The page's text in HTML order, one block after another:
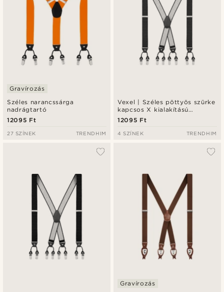
Széles narancssárga
nadrágtartó
Gravírozás
12095 Ft
27 SZÍNEK TRENDHIM
Vexel | Széles pöttyös szürke
kapcsos X kialakítású
nadrágtartó
12095 Ft
4 SZÍNEK TRENDHIM
Gravírozás